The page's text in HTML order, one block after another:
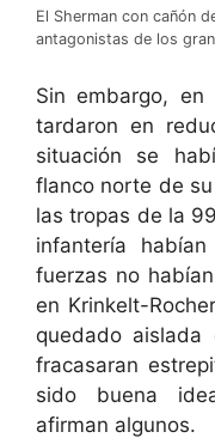
El Sherman con cañón
antagonistas de los
Sin embargo,
tardaron en
situación se
flanco norte de
las tropas de la
infantería
fuerzas no
en Krinkelt-
quedado
fracasaran
sido buena
afirman algunos.